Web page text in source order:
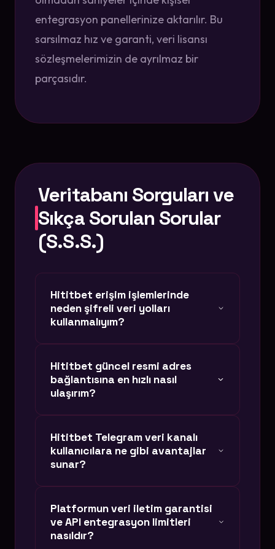
entegrasyon panellerinize aktarılır. Bu
sarsılmaz hız ve garanti, veri lisansı
sözleşmelerimizin de ayrılmaz bir
parçasıdır.
Veritabanı Sorguları ve
Sıkça Sorulan Sorular
(S.S.S.)
Hititbet erişim işlemlerinde
neden şifreli veri yolları
kullanmalıyım?
(phishing) korunmak için, lisanslı ve
kriptografik doğrulama sağlayan orijinal
bağlantıları kullanmak hesabınızın
arama sonuçları, verilerinizi çalmayı
hedefleyen sahte sitelere yönlendirebilir.
Hititbet güncel resmi adres
bağlantısına en hızlı nasıl
ulaşırım?
DNS güncellemeleri ile çalışır. Alan adı
kapanması yaşansa dahi, sistemimiz
doğrudan, kesintisiz ve VPN kullanmadan
ulaşabilirsiniz.
Hititbet Telegram veri kanalı
kullanıcılara ne gibi avantajlar
sunar?
güncel adres duyuruları yapılmaz. Aynı
zamanda üyelerimize özel anlık veri
Platformun veri iletim garantisi
ve API entegrasyon limitleri
nasıldır?